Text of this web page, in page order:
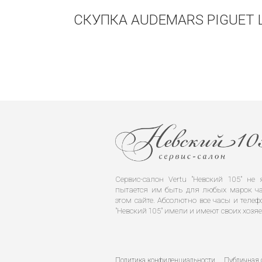
СКУПКА AUDEMARS PIGUET
Сервис-салон Vertu "Невский 105"
пытается им быть для любых марок
этом сайте. Абсолютно все часы и
"Невский 105" имели и имеют своих
Политика конфиденциальности Публичная